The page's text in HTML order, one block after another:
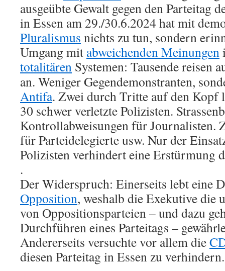
ausgeübte Gewalt gegen den Parteitag
in Essen am 29./30.6.2024 hat mit
Pluralismus nichts zu tun, sondern
Umgang mit abweichenden Meinungen
totalitären Systemen: Tausende reisen
an. Weniger Gegendemonstranten,
Antifa. Zwei durch Tritte auf den Kopf
30 schwer verletzte Polizisten.
Kontrollabweisungen für Journalisten.
für Parteidelegierte usw. Nur der
Polizisten verhindert eine Erstürmung
.
Der Widerspruch: Einerseits lebt eine
Opposition, weshalb die Exekutive die
von Oppositionsparteien – und dazu
Durchführen eines Parteitags –
Andererseits versuchte vor allem die
diesen Parteitag in Essen zu verhindern.